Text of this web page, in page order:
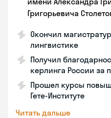
Григорьевича
Окончил
лингвистике
Получил
керлинга России за
Прошел курсы
Гете-Институте
Читать дальше